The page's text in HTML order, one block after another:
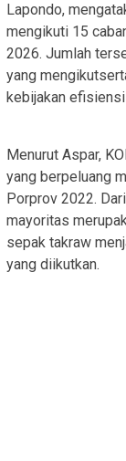
Lapondo,
mengikuti 15
2026. Jumlah
yang
kebijakan efisiensi
Menurut Aspar,
yang berpeluang
Porprov 2022.
mayoritas
sepak takraw
yang diikutkan.